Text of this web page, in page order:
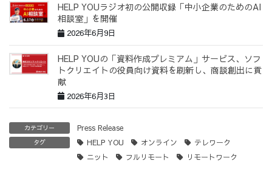
HELP YOUラジオ初の公開収録「中小企業のためのAI
相談室」を開催
2026年6月9日
HELP YOUの「資料作成プレミアム」サービス、ソフ
トクリエイトの役員向け資料を刷新し、商談創出に貢
献
2026年6月3日
カテゴリー Press Release
タグ HELP YOU オンライン
テレワーク
ニット
フルリモート リモートワーク